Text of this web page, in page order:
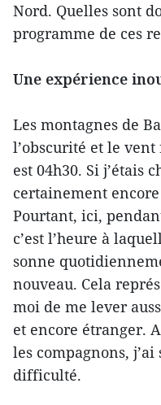
Nord. Quelles sont
programme de ces
Une expérience
Les montagnes de
l’obscurité et le
est 04h30. Si j’étais
certainement
Pourtant, ici,
c’est l’heure à
sonne
nouveau. Cela
moi de me lever
et encore étranger.
les compagnons,
difficulté.